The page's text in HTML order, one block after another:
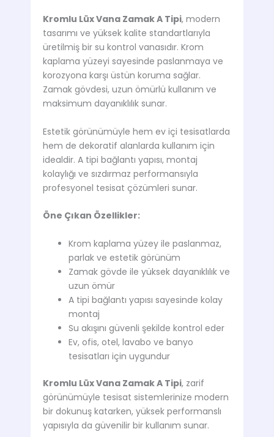
Kromlu Lüx Vana Zamak A Tipi, modern
tasarımı ve yüksek kalite standartlarıyla
üretilmiş bir su kontrol vanasıdır. Krom
kaplama yüzeyi sayesinde paslanmaya ve
korozyona karşı üstün koruma sağlar.
Zamak gövdesi, uzun ömürlü kullanım ve
maksimum dayanıklılık sunar.
Estetik görünümüyle hem ev içi tesisatlarda
hem de dekoratif alanlarda kullanım için
idealdir. A tipi bağlantı yapısı, montaj
kolaylığı ve sızdırmaz performansıyla
profesyonel tesisat çözümleri sunar.
Öne Çıkan Özellikler:
Krom kaplama yüzey ile paslanmaz,
parlak ve estetik görünüm
Zamak gövde ile yüksek dayanıklılık ve
uzun ömür
A tipi bağlantı yapısı sayesinde kolay
montaj
Su akışını güvenli şekilde kontrol eder
Ev, ofis, otel, lavabo ve banyo
tesisatları için uygundur
Kromlu Lüx Vana Zamak A Tipi, zarif
görünümüyle tesisat sistemlerinize modern
bir dokunuş katarken, yüksek performanslı
yapısıyla da güvenilir bir kullanım sunar.